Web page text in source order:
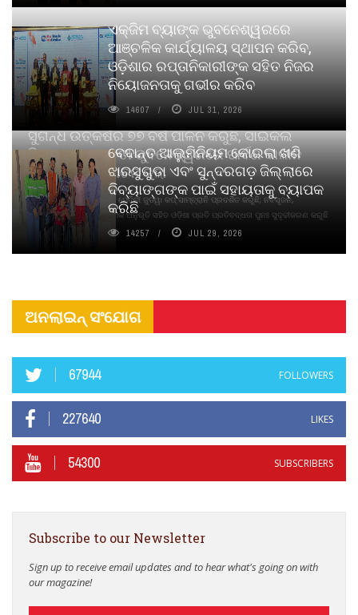
ସୁଗନ୍ଧ ଉତ୍କର୍ଷର ୭୭ ବର୍ଷ ପାଳନ କରୁଛି, ସାଇକଲ
ପିୟୋର୍‌ ଅଗରବତୀ ଭୁବନେଶ୍ୱରରେ ପାର୍ବଣ କାଳୀନ
ନବସୃଜନ ଉନ୍ମୋଚନ କଲା
ବାଉଁଶ ବିହୀନ କଠିନ ଧୂପ ଏବଂ ମେଦିନୀ ଜୁଡୱା କପ୍‌ ସାମ୍ବ୍ରାନି ପ୍ରଦର୍ଶିତ କରୁଛି; ନବସୃଜନ,
ଦୀର୍ଘସ୍ଥାୟିତା ଏବଂ ଆଧ୍ୟାତ୍ମିକ ଅନୁଭୂତି ସହିତ ଓଡ଼ିଶା ପ୍ରତି ପ୍ରତିବଦ୍ଧତା ପୁନଃ ସୁଦୃଢୀକରଣ କରୁଛି
ଏକ୍ଜିମ ବ୍ୟାଙ୍କ ଭୁବନେଶ୍ୱରରେ
ଆଞ୍ଚଳିକ କାର୍ଯ୍ୟାଳୟ ସ୍ଥାପନ କରିବ,
ଓଡ଼ିଶାର ରପ୍ତାନିକାରୀଙ୍କ ସହିତ ନିଜର
ନିୟୋଜନତାକୁ ଗଭୀର କରିବ
14607 JUL 31, 2026
ବେଦାନ୍ତ ଆଲୁମିନିୟମ କୋଇଲା ଖଣି
ଝାରସୁଗୁଡା ଏବଂ ସୁନ୍ଦରଗଡ଼ ଜିଲ୍ଲାରେ
ଦିବ୍ୟାଙ୍ଗଙ୍କ ପାଇଁ ସହାୟତାକୁ ବ୍ୟାପକ
କରିଛି
14257 JUL 29, 2026
ଅନଲାଇନ୍ ସଂଯୋଗ
67944 FOLLOWERS
227640 LIKES
54300 SUBSCRIBERS
Subscribe to our Newsletter
Sign up to receive email updates and to hear what's going on with
our magazine!